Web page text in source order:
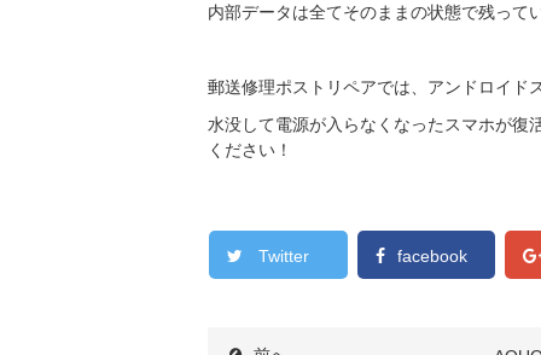
内部データは全てそのままの状態で残って
郵送修理ポストリペアでは、アンドロイド
水没して電源が入らなくなったスマホが復
ください！
Twitter facebook